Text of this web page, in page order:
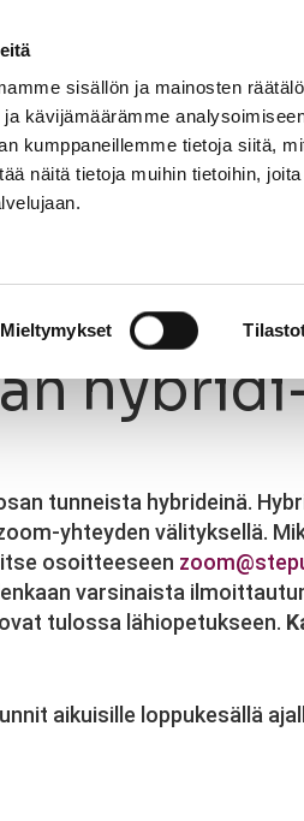
sisällön ja mainosten
kävijämäärämme
kumppaneillemme tietoja siitä,
näitä tietoja muihin tietoihin,
Mieltymykset
LAJIT
tunneista hybrideinä.
yhteyden välityksellä.
osoitteeseen
varsinaista
tulossa lähiopetukseen.
aikuisille loppukesällä